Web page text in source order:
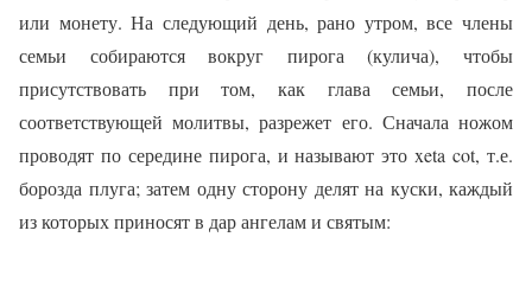
или монету. На следующий день, рано утром, все члены
семьи собираются вокруг пирога (кулича), чтобы
присутствовать при том, как глава семьи, после
соответствующей молитвы, разрежет его. Сначала ножом
проводят по середине пирога, и называют это xeta cot, т.е.
борозда плуга; затем одну сторону делят на куски, каждый
из которых приносят в дар ангелам и святым: